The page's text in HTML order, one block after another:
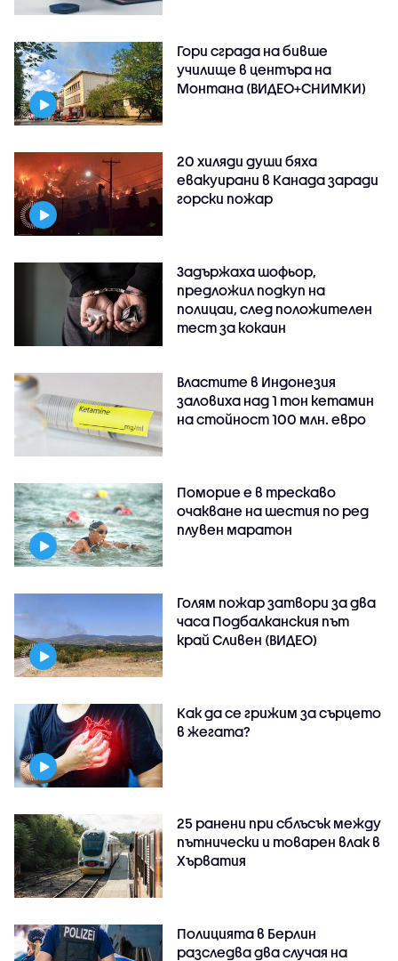
Гори сграда на бивше
училище в центъра на
Монтана (ВИДЕО+СНИМКИ)
20 хиляди души бяха
евакуирани в Канада заради
горски пожар
Задържаха шофьор,
предложил подкуп на
полицаи, след положителен
тест за кокаин
Властите в Индонезия
заловиха над 1 тон кетамин
на стойност 100 млн. евро
Поморие е в трескаво
очакване на шестия по ред
плувен маратон
Голям пожар затвори за два
часа Подбалканския път
край Сливен (ВИДЕО)
Как да се грижим за сърцето
в жегата?
25 ранени при сблъсък между
пътнически и товарен влак в
Хърватия
Полицията в Берлин
разследва два случая на